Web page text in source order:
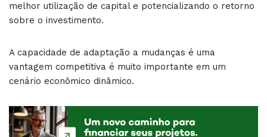
melhor utilização de capital e potencializando o retorno
sobre o investimento.
A capacidade de adaptação a mudanças é uma
vantagem competitiva é muito importante em um
cenário econômico dinâmico.